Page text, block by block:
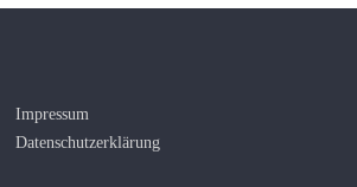
Impressum
Datenschutzerklärung